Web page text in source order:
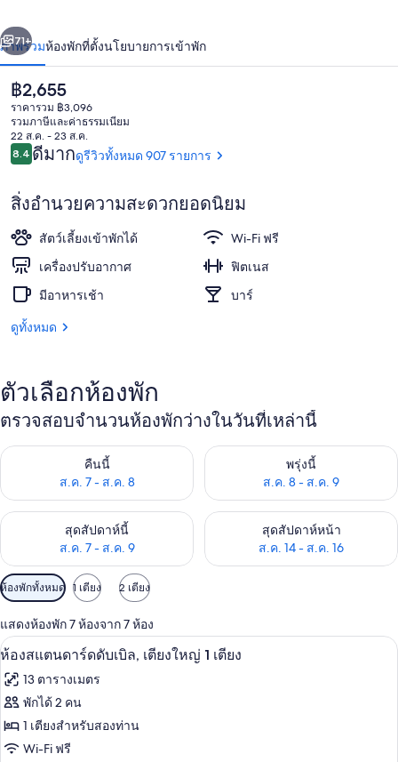
อาหารเช้าแบบบุฟเฟ่ต์ทุกวัน (คิดค่าบริก
า
ถัดไป
71+
ภาพรวมห้องพักที่ตั้งนโยบายการเข้าพัก
ราคา
ปัจจุบัน
฿2,655
฿2,655
ราคารวม ฿3,096
รวมภาษีและค่าธรรมเนียม
22 ส.ค. - 23 ส.ค.
รีวิว
8.48.4 จาก 10
ดีมากดูรีวิวทั้งหมด 907 รายการ
สิ่งอำนวยความสะดวกยอดนิยม
สัตว์เลี้ยงเข้าพักได้
Wi-Fi ฟรี
เครื่องปรับอากาศ
ฟิตเนส
มีอาหารเช้า
บาร์
ดูทั้งหมด
ตัวเลือกห้องพัก
ตรวจสอบจำนวนห้องพักว่างในวันที่เหล่านี้
คืนนี้
ส.ค. 7 - ส.ค. 8
ตรวจสอบจำนวนห้องพักว่างในคืนนี้ ส.ค. 7 - ส.ค. 8พรุ่งนี้
ส.ค. 8 - ส.ค. 9
ตรวจสอบจำนวนห้องพักว่างใน
สุดสัปดาห์นี้
ส.ค. 7 - ส.ค. 9
ตรวจสอบจำนวนห้องพักว่างในสุดสัปดาห์นี้ ส.ค. 7 - ส.ค. 9
สุดสัปดาห์หน้า
ส.ค. 14 - ส.ค. 16
ตรวจสอบจำนวนห้องพักว่างใน
ตัว
กรอง
ที่
มี
ให้
สำหรับ
ห้อง
พัก
ห้องพักทั้งหมด 1 เตียง 2 เตียง
แสดงห้องพัก 7 ห้องจาก 7 ห้อง
เปิด
ภาพถ่าย
ทั้งหมด
ของ
ห้อง
ห้องสแตนดาร์ดดับเบิล, เตียงใหญ่ 1 เ
6
ห้องสแตนดาร์ดดับเบิล, เตียงใหญ่ 1 เตียง
13 ตารางเมตร
พักได้ 2 คน
1 เตียงสำหรับสองท่าน
Wi-Fi ฟรี